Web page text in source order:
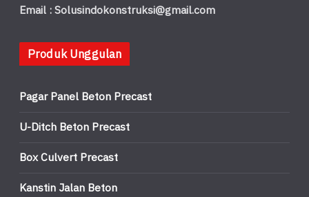
Email : Solusindokonstruksi@gmail.com
Produk Unggulan
Pagar Panel Beton Precast
U-Ditch Beton Precast
Box Culvert Precast
Kanstin Jalan Beton